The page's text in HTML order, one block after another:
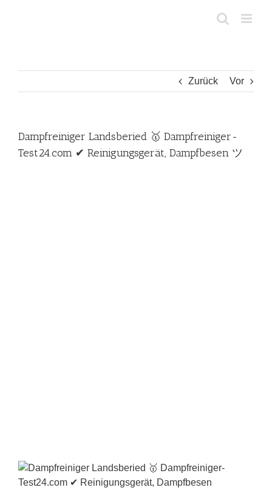
Zurück Vor
Dampfreiniger Landsberied 🥇 Dampfreiniger-
Test24.com ✔ Reinigungsgerät, Dampfbesen ツ